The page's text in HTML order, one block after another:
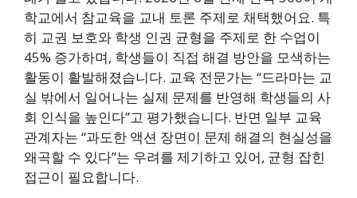
학교에서 참교육을 교내 토론 주제로 채택했어요. 특
히 교권 보호와 학생 인권 균형을 주제로 한 수업이
45% 증가하며, 학생들이 직접 해결 방안을 모색하는
활동이 활발해졌습니다. 교육 전문가는 “드라마는 교
실 밖에서 일어나는 실제 문제를 반영해 학생들의 사
회 인식을 높인다”고 평가했습니다. 반면 일부 교육
관계자는 “과도한 액션 장면이 문제 해결의 현실성을
왜곡할 수 있다”는 우려를 제기하고 있어, 균형 잡힌
접근이 필요합니다.